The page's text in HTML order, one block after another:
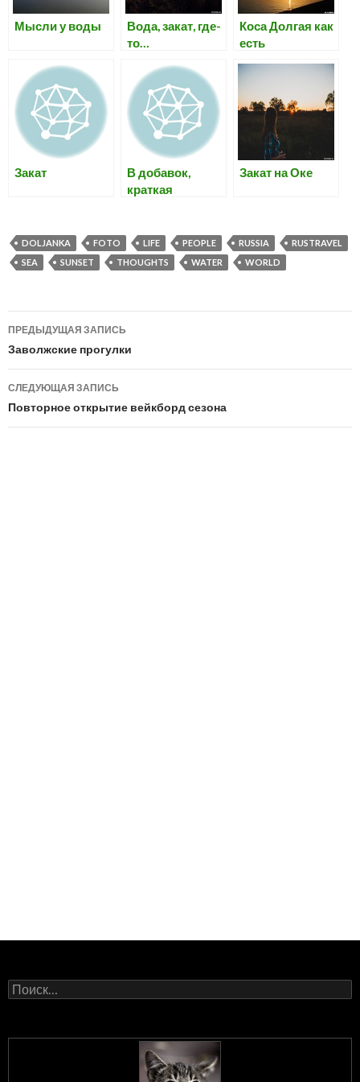
Мысли у воды
Вода, закат, где-
то…
Коса Долгая как
есть
Закат
В добавок,
краткая
Закат на Оке
DOLJANKA FOTO LIFE PEOPLE RUSSIA
RUSTRAVEL
SEA
SUNSET THOUGHTS WATER WORLD
Навигация
по
записям
ПРЕДЫДУЩАЯ ЗАПИСЬ
Заволжские прогулки
СЛЕДУЮЩАЯ ЗАПИСЬ
Повторное открытие вейкборд сезона
Найти: